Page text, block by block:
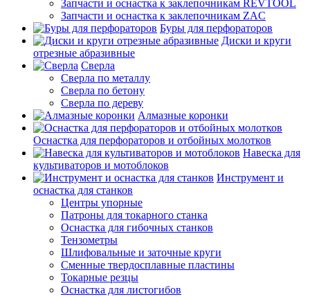
Запчасти и оснастка к заклепочникам REVTOOL
Запчасти и оснастка к заклепочникам ZAC
Буры для перфораторов
Диски и круги
отрезные абразивные
Сверла
Сверла по металлу
Сверла по бетону
Сверла по дереву
Алмазные коронки
Оснастка для перфораторов и отбойных молотков
Навеска для
культиваторов и мотоблоков
Инструмент и
оснастка для станков
Центры упорные
Патроны для токарного станка
Оснастка для гибочных станков
Тензометры
Шлифовальные и заточные круги
Сменные твердосплавные пластины
Токарные резцы
Оснастка для листогибов